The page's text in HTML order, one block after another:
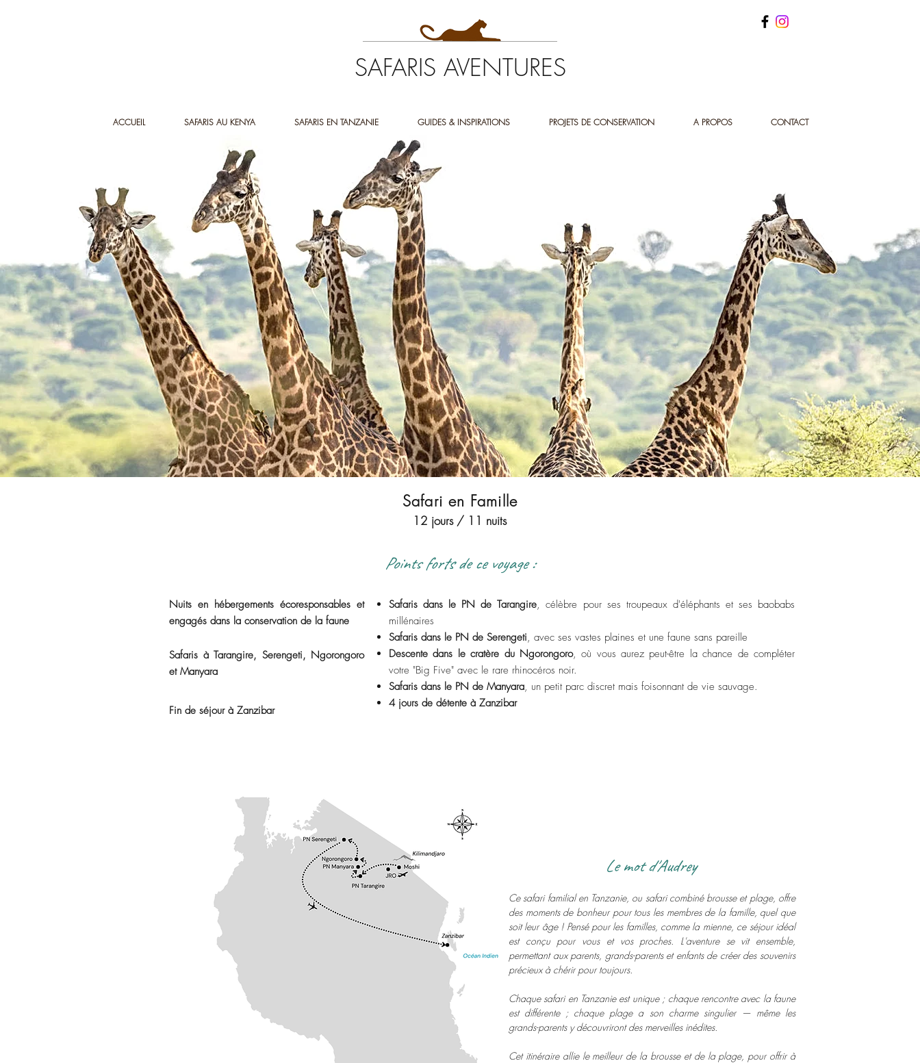
SAFARIS AVENTURES
ACCUEIL SAFARIS AU KENYA SAFARIS EN TANZANIE GUIDES & INSPIRATIONS PROJETS DE CONSERVATION A PROPOS CONTACT
Safari en Famille
12 jours / 11 nuits
Points forts de ce voyage :
Nuits en hébergements écoresponsables et
engagés dans la conservation de la faune
Safaris à Tarangire, Serengeti, Ngorongoro
et Manyara
Fin de séjour à Zanzibar
Safaris dans le PN de Tarangire, célèbre pour ses troupeaux d'éléphants et ses baobabs
millénaires
Safaris dans le PN de Serengeti, avec ses vastes plaines et une faune sans pareille
Descente dans le cratère du Ngorongoro, où vous aurez peut-être la chance de compléter
votre "Big Five" avec le rare rhinocéros noir.
Safaris dans le PN de Manyara, un petit parc discret mais foisonnant de vie sauvage.
4 jours de détente à Zanzibar
Ce safari familial en Tanzanie, ou safari combiné brousse et plage, offre
des moments de bonheur pour tous les membres de la famille, quel que
soit leur âge ! Pensé pour les familles, comme la mienne, ce séjour idéal
est conçu pour vous et vos proches. L'aventure se vit ensemble,
permettant aux parents, grands-parents et enfants de créer des souvenirs
précieux à chérir pour toujours.
Chaque safari en Tanzanie est unique ; chaque rencontre avec la faune
est différente ; chaque plage a son charme singulier — même les
grands-parents y découvriront des merveilles inédites.
Cet itinéraire allie le meilleur de la brousse et de la plage, pour offrir à
Le mot d'Audrey